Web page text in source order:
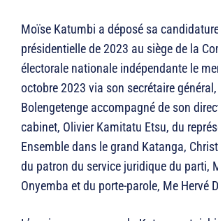
Moïse Katumbi a déposé sa
présidentielle de 2023 au siège de la
électorale nationale indépendante le
octobre 2023 via son secrétaire
Bolengetenge accompagné de son
cabinet, Olivier Kamitatu Etsu, du
Ensemble dans le grand Katanga,
du patron du service juridique du parti,
Onyemba et du porte-parole, Me Hervé